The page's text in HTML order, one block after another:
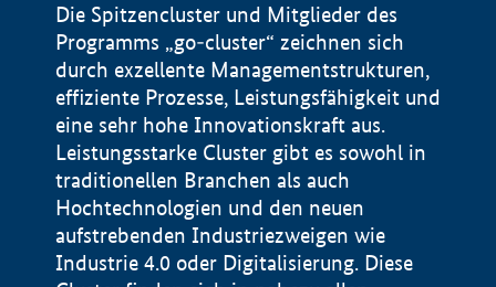
Die Spitzencluster und Mitglieder des
Programms „go-cluster“ zeichnen sich
durch exzellente Managementstrukturen,
effiziente Prozesse, Leistungsfähigkeit und
eine sehr hohe Innovationskraft aus.
Leistungsstarke Cluster gibt es sowohl in
traditionellen Branchen als auch
Hochtechnologien und den neuen
aufstrebenden Industriezweigen wie
Industrie 4.0 oder Digitalisierung. Diese